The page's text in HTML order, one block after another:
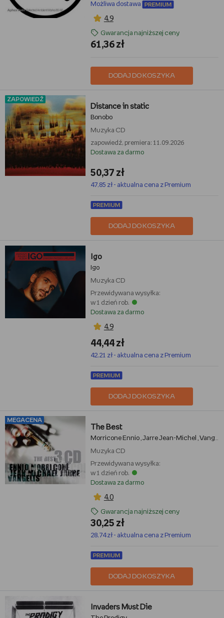
Możliwa dostawa
4,9
Gwarancja najniższej ceny
61,36 zł
DODAJ DO KOSZYKA
ZAPOWIEDŹ
Distance in static
Bonobo
Muzyka CD
zapowiedź, premiera: 11.09.2026
Dostawa za darmo
50,37 zł
47,85 zł - aktualna cena z Premium
DODAJ DO KOSZYKA
Igo
Igo
Muzyka CD
Przewidywana wysyłka:
w 1 dzień rob.
Dostawa za darmo
4,9
44,44 zł
42,21 zł - aktualna cena z Premium
DODAJ DO KOSZYKA
MEGACENA
The Best
Morricone Ennio Jarre Jean-Michel
Vangelis
Muzyka CD
Przewidywana wysyłka:
w 1 dzień rob.
Dostawa za darmo
4,0
Gwarancja najniższej ceny
30,25 zł
28,74 zł - aktualna cena z Premium
DODAJ DO KOSZYKA
Invaders Must Die